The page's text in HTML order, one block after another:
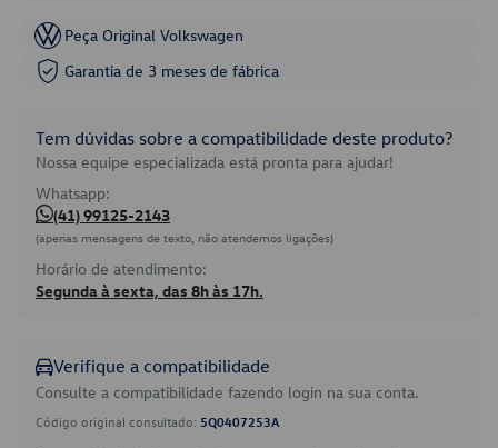
Peça Original Volkswagen
Garantia de 3 meses de fábrica
Tem dúvidas sobre a compatibilidade deste produto?
Nossa equipe especializada está pronta para ajudar!
Whatsapp:
(41) 99125-2143
(apenas mensagens de texto, não atendemos ligações)
Horário de atendimento:
Segunda à sexta, das 8h às 17h.
Verifique a compatibilidade
Consulte a compatibilidade fazendo login na sua conta.
Código original consultado: 5Q0407253A